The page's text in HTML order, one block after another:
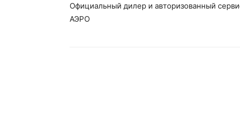
Официальный дилер и авторизованный
АЭРО